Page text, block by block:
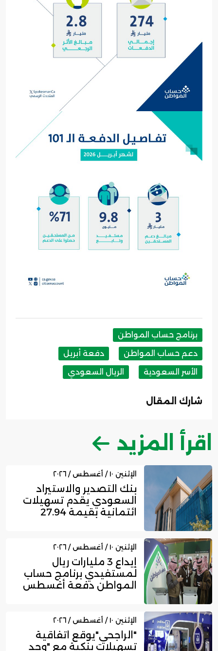
برنامج حساب المواطن
دعم حساب المواطن
دفعة أبريل
الأسر السعودية
الريال السعودي
شارك المقال
اقرأ المزيد
الإثنين ١٠ / أغسطس / ٢٠٢٦
بنك التصدير والاستيراد
السعودي يقدم تسهيلات
ائتمانية بقيمة 27.94
الإثنين ١٠ / أغسطس / ٢٠٢٦
إيداع 3 مليارات ريال
لمستفيدي برنامج حساب
المواطن دفعة أغسطس
الإثنين ١٠ / أغسطس / ٢٠٢٦
"الراجحي"يوقع اتفاقية
تسهيلات بنكية مع "وجد